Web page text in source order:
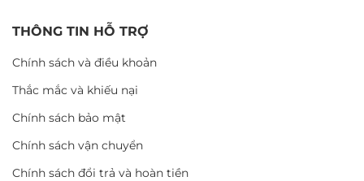
THÔNG TIN HỖ TRỢ
Chính sách và điều khoản
Thắc mắc và khiếu nại
Chính sách bảo mật
Chính sách vận chuyển
Chính sách đổi trả và hoàn tiền